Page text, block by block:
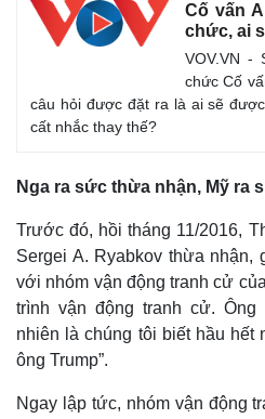
Cố vấn
chức, ai
VOV.VN -
chức Cố
câu hỏi được đặt ra là ai sẽ
cất nhắc thay thế?
Nga ra sức thừa nhận, Mỹ ra
Trước đó, hồi tháng 11/2016,
Sergei A. Ryabkov thừa nhận,
với nhóm vận động tranh cử
trình vận động tranh cử. Ông
nhiên là chúng tôi biết hầu
ông Trump”.
Ngay lập tức, nhóm vận động